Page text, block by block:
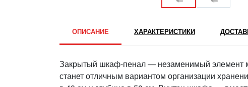
ОПИСАНИЕ ХАРАКТЕРИСТИКИ
Закрытый шкаф-пенал — незаменимый элемент
станет отличным вариантом организации